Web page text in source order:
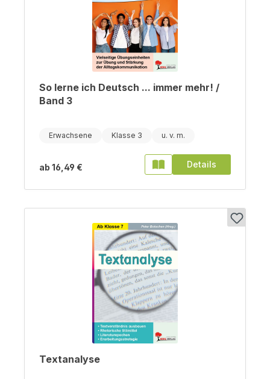
So lerne ich Deutsch ... immer mehr! /
Band 3
Erwachsene Klasse 3
ab 16,49 € Details
Textanalyse